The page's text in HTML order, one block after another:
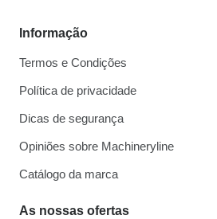
Informação
Termos e Condições
Política de privacidade
Dicas de segurança
Opiniões sobre Machineryline
Catálogo da marca
As nossas ofertas